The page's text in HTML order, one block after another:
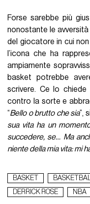
Forse sarebbe più
nonostante le
del giocatore in cui
l’icona che ha
ampiamente
basket potrebbe
scrivere. Ce lo
contro la sorte e
“Bello o brutto che sia”,
sua vita ha un
succedere, se… Ma
niente della mia vita: mi
BASKET
DERRICK ROSE
NBA